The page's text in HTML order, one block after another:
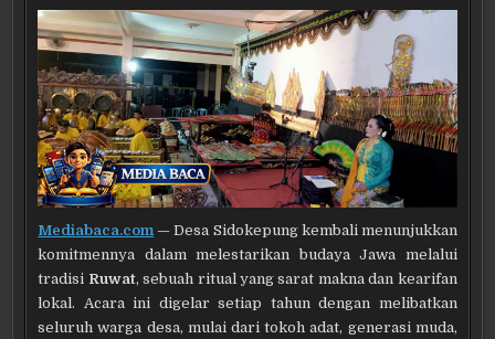
Mediabaca.com— Desa Sidokepung kembali menunjukkan
komitmennya dalam melestarikan budaya Jawa melalui
tradisi Ruwat, sebuah ritual yang sarat makna dan kearifan
lokal. Acara ini digelar setiap tahun dengan melibatkan
seluruh warga desa, mulai dari tokoh adat, generasi muda,